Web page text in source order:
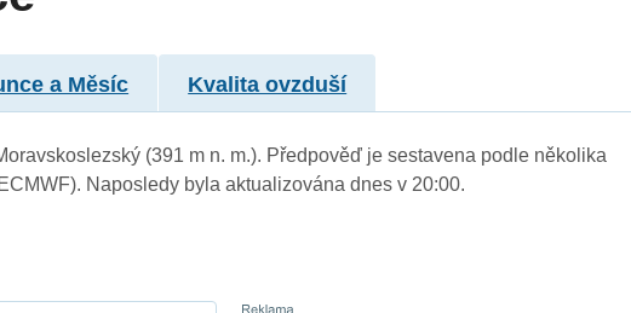
a Měsíc Kvalita ovzduší
(391 m n. m.). Předpověď je sestavena podle několika
Naposledy byla aktualizována dnes v 20:00.